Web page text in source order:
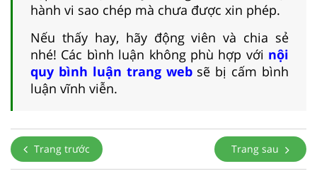
hành vi sao chép mà chưa được xin phép.
Nếu thấy hay, hãy động viên và chia sẻ
nhé! Các bình luận không phù hợp với nội
quy bình luận trang websẽ bị cấm bình
luận vĩnh viễn.
Trang trước Trang sau